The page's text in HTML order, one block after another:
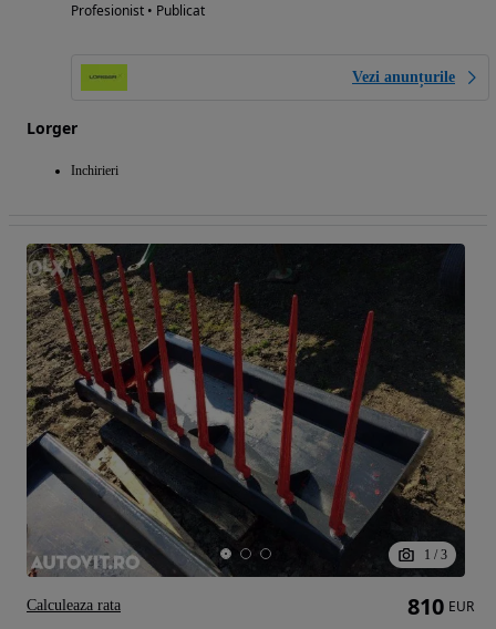
Profesionist • Publicat
Vezi anunțurile
Lorger
Inchirieri
1 / 3
810 EUR
Calculeaza rata